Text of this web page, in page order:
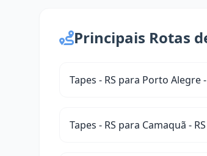
Principais Rotas
Tapes - RS para Porto Alegre -
Tapes - RS para Camaquã - RS